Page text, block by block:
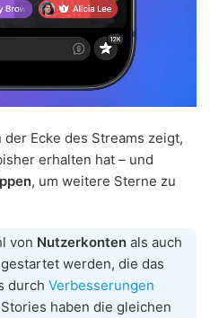
Ecke des Streams zeigt,
erhalten hat – und
, um weitere Sterne zu
von Nutzerkonten als auch
gestartet werden, die das
durch Verbesserungen
haben die gleichen